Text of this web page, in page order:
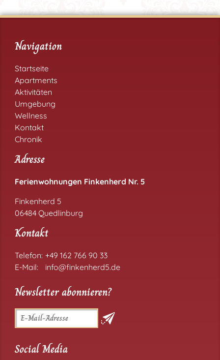
Navigation
Startseite
Apartments
Aktivitäten
Umgebung
Wellness
Kontakt
Chronik
Adresse
Ferienwohnungen Finkenherd Nr. 5
Finkenherd 5
06484 Quedlinburg
Kontakt
Telefon: +49 162 766 90 33
E-Mail:
info@finkenherd5.de
Newsletter abonnieren?
Social Media